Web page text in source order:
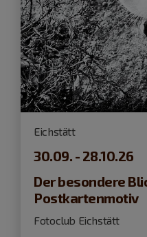
Eichstätt
30.09. - 28.10.26
Der besondere
Postkartenmotiv
Fotoclub Eichstätt